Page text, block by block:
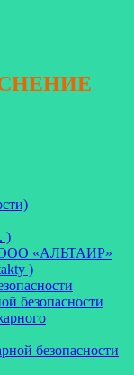
)
«АЛЬТАИР»
)
безопасности
безопасности